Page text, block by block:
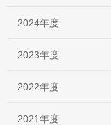
2024年度
2023年度
2022年度
2021年度